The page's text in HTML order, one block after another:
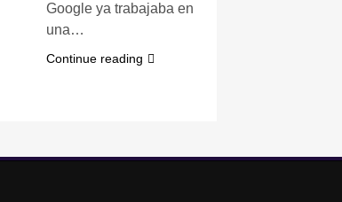
Google ya trabajaba en
una…
Continue reading